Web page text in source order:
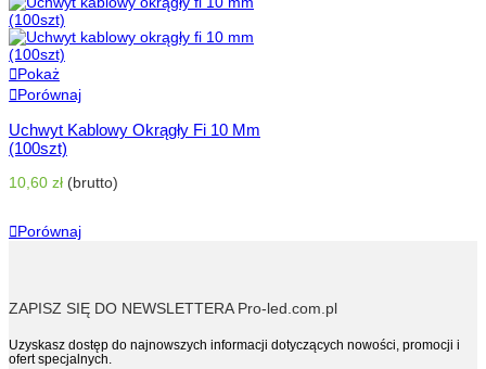
Pokaż
Porównaj
Uchwyt Kablowy Okrągły Fi 10 Mm
(100szt)
10,60 zł (brutto)
Porównaj
ZAPISZ SIĘ DO NEWSLETTERA Pro-led.com.pl
Uzyskasz dostęp do najnowszych informacji dotyczących nowości, promocji i
ofert specjalnych.